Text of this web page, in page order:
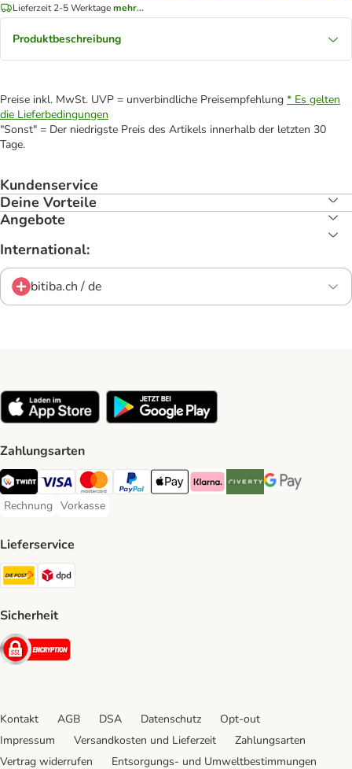
Lieferzeit 2-5 Werktagemehr...
Produktbeschreibung
Preise inkl. MwSt. UVP = unverbindliche Preisempfehlung * Es gelten
die Lieferbedingungen
"Sonst" = Der niedrigste Preis des Artikels innerhalb der letzten 30
Tage.
Kundenservice
Deine Vorteile
Angebote
International:
bitiba.ch / de
Zahlungsarten
TWINT Payment Method
Visa Payment Method
MasterCard Payment Method
PayPal Payment Method
Apple Pay Payment Method
Klarna Payment Method
Riverty Payment Method
Google Pay
Rechnung
Rechnung Payment Method
Vorkasse
Vorkasse Payment Method
Lieferservice
Die Post Shipping Method
Sicherheit
Security
Kontakt AGB DSA Datenschutz
Opt-out
Impressum
Versandkosten und Lieferzeit
Zahlungsarten
Vertrag widerrufen
Entsorgungs- und Umweltbestimmungen